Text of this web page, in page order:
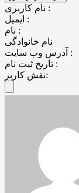
نام کاربری :
ایمیل :
نام :
نام خانوادگی
آدرس وب سایت :
تاریخ ثبت نام :
نقش کاربر: